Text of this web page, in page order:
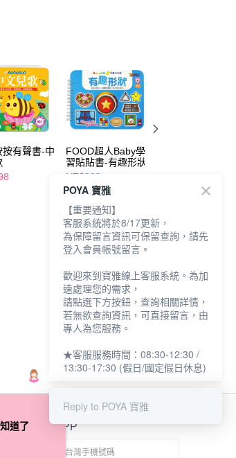
按有聲書-中
FOOD超人Baby學
習貼貼書-有趣形狀
NT$200
官方APP
道了
POYA 寶雅
【重要通知】
客服系統將於8/17更新，
為保障留言資訊可保留查詢，請先
登入會員帳號留言。
歡迎來到寶雅線上客服系統。為加
速處理您的需求，
請點選下方按鈕，查詢相關詳情，
若無欲查詢資訊，可直接留言，由
專人為您服務。
★客服服務時間：08:30-12:30 /
13:30-17:30 (假日/國定假日休息)
Reply to POYA 寶雅